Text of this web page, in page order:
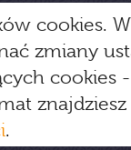
cookies.
zmiany
cookies
.